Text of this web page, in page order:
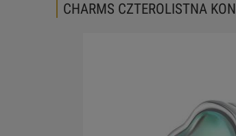
CHARMS CZTEROLISTNA